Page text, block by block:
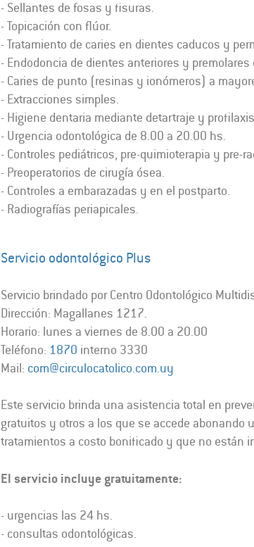
- Sellantes de fosas y fisuras.
- Topicación con flúor.
- Tratamiento de caries en dientes caducos y
- Endodoncia de dientes anteriores y
- Caries de punto (resinas y ionómeros) a
- Extracciones simples.
- Higiene dentaria mediante detartraje y
- Urgencia odontológica de 8.00 a 20.00 hs.
- Controles pediátricos, pre-quimioterapia y pre-
- Preoperatorios de cirugía ósea.
- Controles a embarazadas y en el postparto.
- Radiografías periapicales.
Servicio odontológico Plus
Servicio brindado por Centro Odontológico
Dirección: Magallanes 1217.
Horario: lunes a viernes de 8.00 a 20.00
Teléfono: 1870 interno 3330
Mail: com@circulocatolico.com.uy
Este servicio brinda una asistencia total en
gratuitos y otros a los que se accede
tratamientos a costo bonificado y que no están
El servicio incluye gratuitamente:
- urgencias las 24 hs.
- consultas odontológicas.